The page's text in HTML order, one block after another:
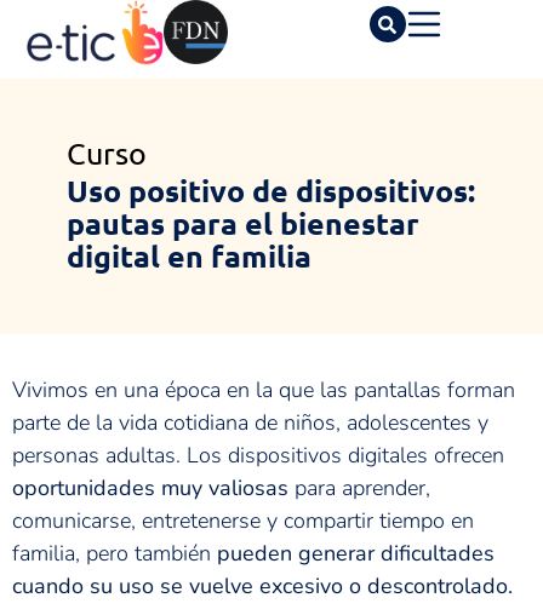
Curso
Uso positivo de dispositivos:
pautas para el bienestar
digital en familia
Vivimos en una época en la que las pantallas forman
parte de la vida cotidiana de niños, adolescentes y
personas adultas. Los dispositivos digitales ofrecen
oportunidades muy valiosas para aprender,
comunicarse, entretenerse y compartir tiempo en
familia, pero también pueden generar dificultades
cuando su uso se vuelve excesivo o descontrolado.